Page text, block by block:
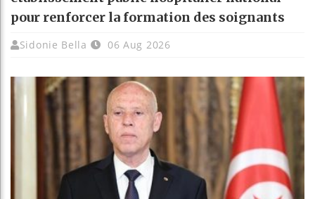
pour renforcer la formation des soignants
Sidonie Bella 06 Aug 2026